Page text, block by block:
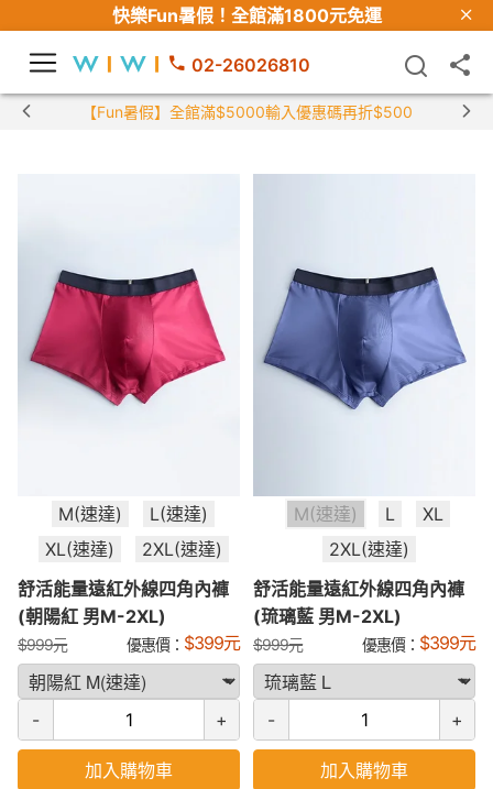
快樂Fun暑假！ 全館滿1800元免運
02-26026810
【Fun暑假】全館滿$5000輸入優惠碼再折$500
M(速達)
L(速達)
XL(速達)
2XL(速達)
舒活能量遠紅外線四角內褲
(朝陽紅 男M-2XL)
$999元 優惠價： $399元
- +
加入購物車
M(速達) L
XL
2XL(速達)
舒活能量遠紅外線四角內褲
(琉璃藍 男M-2XL)
$999元 優惠價： $399元
- +
加入購物車